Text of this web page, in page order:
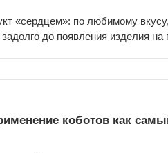
«сердцем»: по любимому
до появления изделия
коботов как